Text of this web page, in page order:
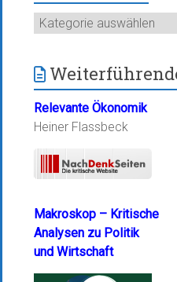
Kategorien
Relevante Ökonomik
Heiner Flassbeck
Makroskop – Kritische
Analysen zu Politik
und Wirtschaft